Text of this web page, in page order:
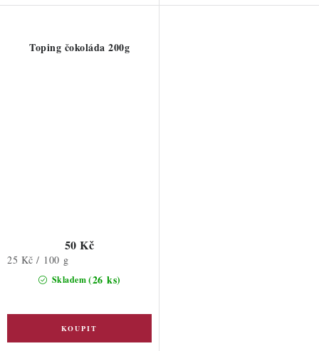
Toping čokoláda 200g
Skladem(26 ks)
50 Kč
Měrná
25 Kč / 100 g